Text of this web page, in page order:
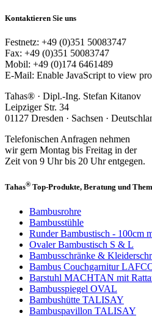
Kontaktieren Sie uns
Festnetz: +49 (0)351 50083747
Fax: +49 (0)351 50083747
Mobil: +49 (0)174 6461489
E-Mail: Enable JavaScript to view
Tahas® · Dipl.-Ing. Stefan Kitanov
Leipziger Str. 34
01127 Dresden · Sachsen ·
Telefonischen Anfragen nehmen
wir gern Montag bis Freitag in der
Zeit von 9 Uhr bis 20 Uhr entgegen.
Tahas® Top-Produkte, Beratung und
Bambusrohre
Bambusstühle
Runder Bambustisch - 100cm
Ovaler Bambustisch S & L
Bambusschränke &
Bambus Couchgarnitur
Barstuhl MACHTAN mit
Bambusspiegel OVAL
Bambushütte TALISAY
Bambuspavillon TALISAY